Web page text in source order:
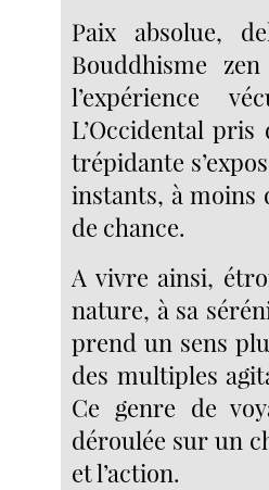
Paix absolue,
Bouddhisme
l’expérience
L’Occidental
trépidante
instants, à moins
de chance.
A vivre ainsi,
nature, à sa
prend un sens
des multiples
Ce genre de
déroulée sur un
et l’action.